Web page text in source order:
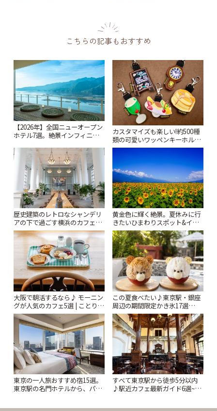
こちらの記事もおすすめ
【2026年】全国ニューオープン
ホテル7選。絶景インフィニテ
ことりっぷ
カスタマイズも楽しい!約500種
類の可愛いワッペンキーホルダ
ーがずらり。小平市
「Kimamaya T&K」 | ことりっ
ぷ
歴史建築のレトロなシャンデリ
アの下で過ごす横浜のカフェ時
間「CRAFT. 」 | ことりっぷ
黄金色に輝く絶景。夏休みに行
きたいひまわりスポット&イベ
ント15選。巨大迷路や夜のライ
トアップまで【2026年夏】 | こ
とりっぷ
大阪で朝活するなら♪ モーニン
グが人気のカフェ5選 | ことりっ
ぷ
この夏食べたい♪東京駅・銀座
周辺の期間限定かき氷17選
【2026年7月~9月】 | ことりっ
ぷ
東京の一人旅おすすめ宿15選。
東京駅の名門ホテルから、パリ
すべて東京駅から徒歩5分以内
♪駅近カフェ最新ガイド6選~重